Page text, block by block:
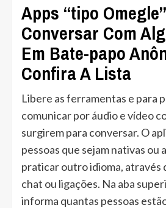
Apps “tipo
Conversar Com
Em Bate-papo
Confira A Lista
Libere as ferramentas e para
comunicar por áudio e vídeo
surgirem para conversar. O
pessoas que sejam nativas ou
praticar outro idioma, através
chat ou ligações. Na aba
informa quantas pessoas